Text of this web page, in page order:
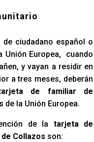
ciudadano español o
Unión Europea, cuando
y vayan a residir en
a tres meses, deberán
de familiar de
de la Unión Europea.
de la tarjeta de
Collazos son: